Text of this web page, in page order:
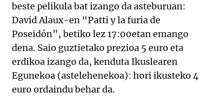
beste pelikula bat izango da asteburuan:
David Alaux-en “Patti y la furia de
Poseidón”, betiko lez 17:00etan emango
dena. Saio guztietako prezioa 5 euro eta
erdikoa izango da, kenduta Ikuslearen
Egunekoa (astelehenekoa): hori ikusteko 4
euro ordaindu behar da.